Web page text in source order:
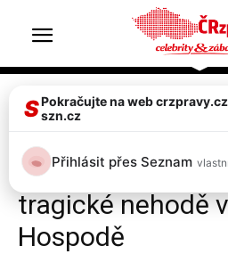
Doprava & nehody Top 2
FOTO: Hasiči z
vážnou nehodu
tragické nehodě
Hospodě
SPokračujte na web
szn.cz
Přihlásit přes Seznam